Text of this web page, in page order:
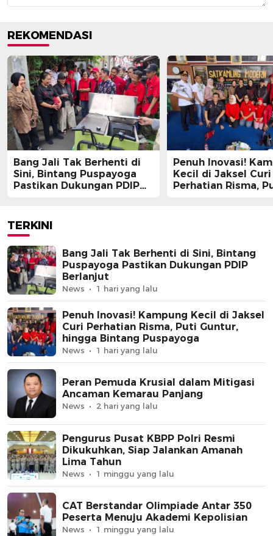
REKOMENDASI
Bang Jali Tak Berhenti di
Sini, Bintang Puspayoga
Pastikan Dukungan PDIP
Penuh Inovasi!
Kecil di Jaksel Curi
Perhatian Risma,
TERKINI
Bang Jali Tak Berhenti di Sini, Bintang
Puspayoga Pastikan Dukungan PDIP
Berlanjut
News 1 hari yang lalu
Penuh Inovasi! Kampung Kecil di Jaksel
Curi Perhatian Risma, Puti Guntur,
hingga Bintang Puspayoga
News 1 hari yang lalu
Peran Pemuda Krusial dalam Mitigasi
Ancaman Kemarau Panjang
News 2 hari yang lalu
Pengurus Pusat KBPP Polri Resmi
Dikukuhkan, Siap Jalankan Amanah
Lima Tahun
News 1 minggu yang lalu
CAT Berstandar Olimpiade Antar 350
Peserta Menuju Akademi Kepolisian
News 1 minggu yang lalu